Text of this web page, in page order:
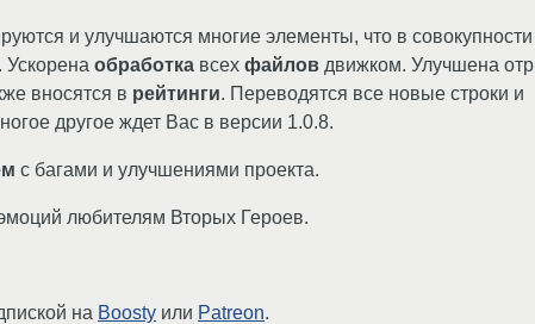
и улучшаются многие элементы, что в совокупности
Ускорена обработка всех файлов движком. Улучшена
вносятся в рейтинги. Переводятся все новые строки и
другое ждет Вас в версии 1.0.8.
с багами и улучшениями проекта.
любителям Вторых Героев.
на Boosty или Patreon.